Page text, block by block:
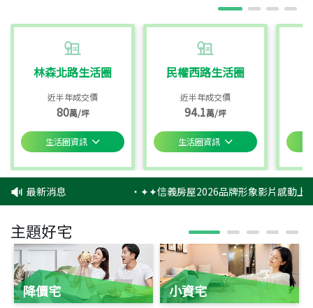
林森北路生活圈
近半年成交價
80萬/坪
生活圈資訊
民權西路生活圈
近半年成交價
94.1萬/坪
生活圈資訊
最新消息 ‧✦✦信義房屋2026品牌形象影片感動上
主題好宅
降價宅 小資宅